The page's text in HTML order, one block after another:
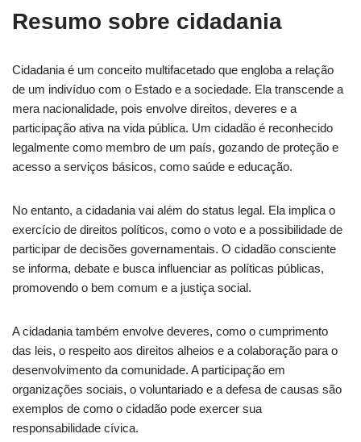
Resumo sobre cidadania
Cidadania é um conceito multifacetado que engloba a relação
de um indivíduo com o Estado e a sociedade. Ela transcende a
mera nacionalidade, pois envolve direitos, deveres e a
participação ativa na vida pública. Um cidadão é reconhecido
legalmente como membro de um país, gozando de proteção e
acesso a serviços básicos, como saúde e educação.
No entanto, a cidadania vai além do status legal. Ela implica o
exercício de direitos políticos, como o voto e a possibilidade de
participar de decisões governamentais. O cidadão consciente
se informa, debate e busca influenciar as políticas públicas,
promovendo o bem comum e a justiça social.
A cidadania também envolve deveres, como o cumprimento
das leis, o respeito aos direitos alheios e a colaboração para o
desenvolvimento da comunidade. A participação em
organizações sociais, o voluntariado e a defesa de causas são
exemplos de como o cidadão pode exercer sua
responsabilidade cívica.